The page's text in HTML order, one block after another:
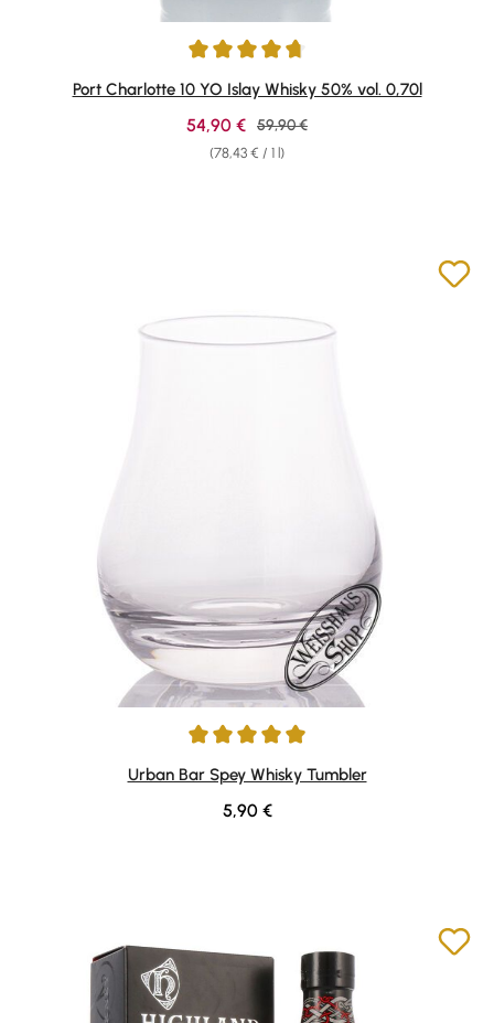
Average rating of 4.84 out of 5 stars
Port Charlotte 10 YO Islay Whisky 50% vol. 0,70l
(78,43 € / 1 l)
Sale price:
54,90 € Regular price:
59,90 €
Average rating of 4.88 out of 5 stars
Urban Bar Spey Whisky Tumbler
Regular price:
5,90 €